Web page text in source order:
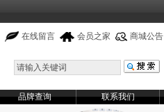
品牌查询 联系我们
在线留言 会员之家 商城公告